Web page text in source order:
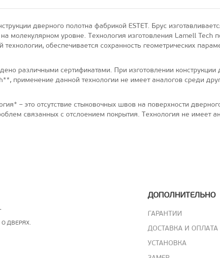
дверного полотна фабрикой ESTET. Брус
молекулярном уровне. Технология изготовления Lamell Tech
обеспечивается сохранность геометрических
различными сертификатами. При изготовлении конструкции
применение данной технологии не имеет аналогов среди
– это отсутствие стыковочных швов на поверхности
связанных с отслоением покрытия. Технология не имеет
О ДВЕРЯХ.
ДОПОЛНИТЕЛЬНО
ГАРАНТИИ
ДОСТАВКА И ОПЛАТА
УСТАНОВКА